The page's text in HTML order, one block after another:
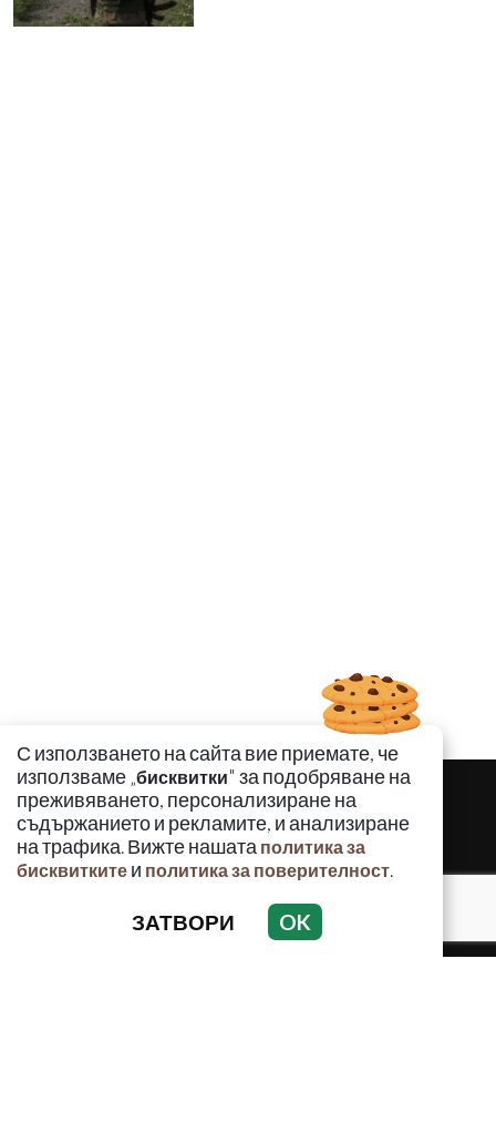
С използването на сайта вие приемате, че
използваме „бисквитки" за подобряване на
преживяването, персонализиране на
съдържанието и рекламите, и анализиране
на трафика. Вижте нашата политика за
бисквитките и политика за поверителност.
ЗАТВОРИ OK